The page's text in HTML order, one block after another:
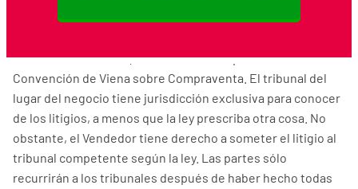
incluso si una obligación se ejecuta total o parcialmente en
está domiciliada allí. Queda excluida la aplicabilidad de la
Convención de Viena sobre Compraventa. El tribunal del
lugar del negocio tiene jurisdicción exclusiva para conocer
de los litigios, a menos que la ley prescriba otra cosa. No
obstante, el Vendedor tiene derecho a someter el litigio al
tribunal competente según la ley. Las partes sólo
recurrirán a los tribunales después de haber hecho todas